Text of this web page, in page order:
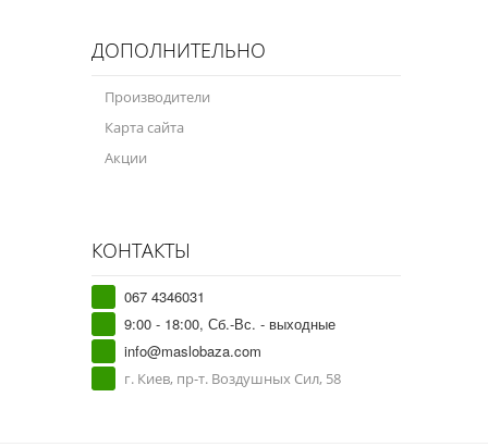
ДОПОЛНИТЕЛЬНО
Производители
Карта сайта
Акции
КОНТАКТЫ
067 4346031
9:00 - 18:00, Сб.-Вс. - выходные
info@maslobaza.com
г. Киев, пр-т. Воздушных Сил, 58